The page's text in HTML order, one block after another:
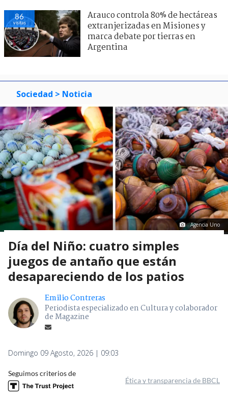
86
visitas
Arauco controla 80% de hectáreas
extranjerizadas en Misiones y
marca debate por tierras en
Argentina
Sociedad > Noticia
Agencia Uno
Día del Niño: cuatro simples
juegos de antaño que están
desapareciendo de los patios
Emilio Contreras
Periodista especializado en Cultura y colaborador
de Magazine
Domingo 09 Agosto, 2026 | 09:03
Seguimos criterios de
Ética y transparencia de BBCL